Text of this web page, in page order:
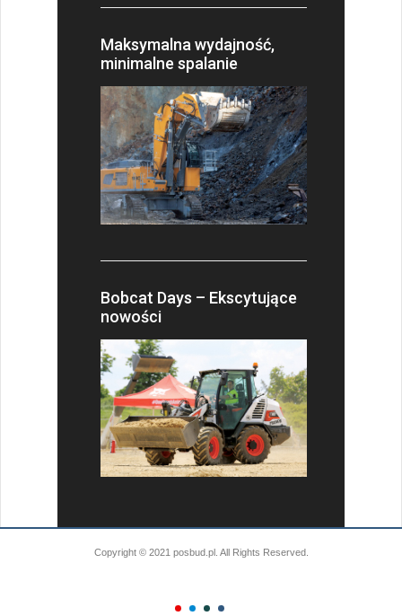
Maksymalna wydajność,
minimalne spalanie
Bobcat Days – Ekscytujące
nowości
Copyright © 2021 posbud.pl. All Rights Reserved.